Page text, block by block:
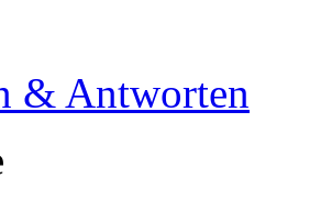
& Antworten